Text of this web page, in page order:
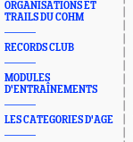
ORGANISATIONS ET
TRAILS DU COHM
RECORDS CLUB
MODULES
D'ENTRAÎNEMENTS
LES CATEGORIES D'AGE